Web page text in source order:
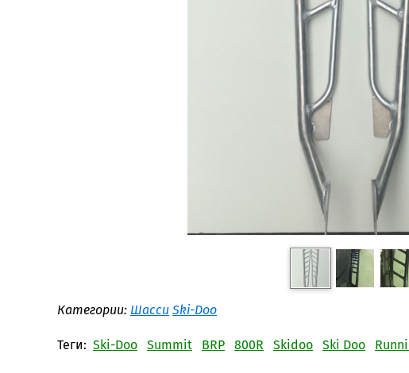
Категории: Шасси Ski-Doo
Теги: Ski-Doo Summit BRP 800R Skidoo Ski Doo